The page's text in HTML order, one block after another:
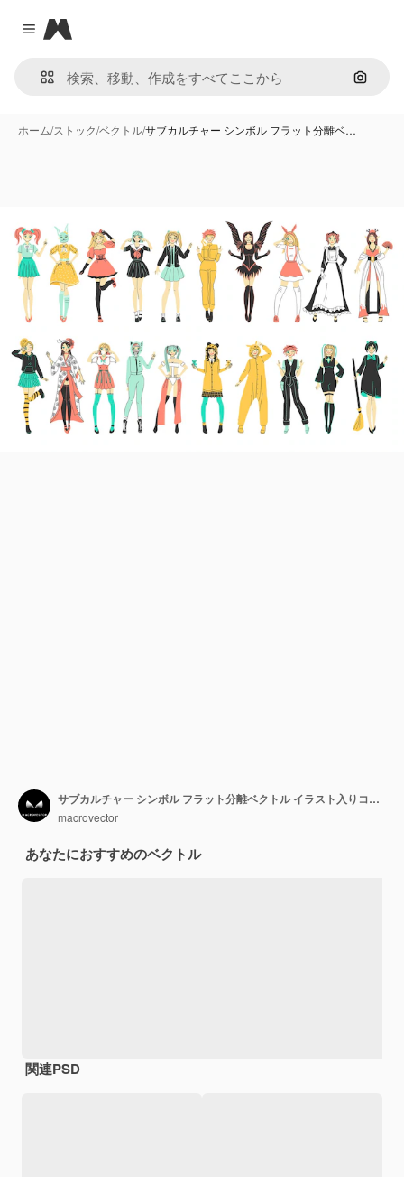
Close menu
Magnific
画像で
ホーム/ストック/ベクトル/サブカルチャー シンボル フラット分離ベ…
サブカルチャー シンボル フラット分離ベクトル イラスト入りコスプレ アニメ
macrovector
あなたにおすすめのベクトル
関連PSD